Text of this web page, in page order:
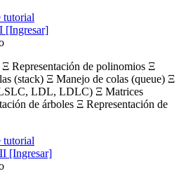
tutorial
[Ingresar]
Representación de polinomios Ξ
(stack) Ξ Manejo de colas (queue) Ξ
LDL, LDLC) Ξ Matrices
de árboles Ξ Representación de
tutorial
[Ingresar]